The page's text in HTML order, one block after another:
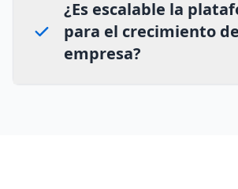
¿Es escalable la
para el crecimiento
empresa?